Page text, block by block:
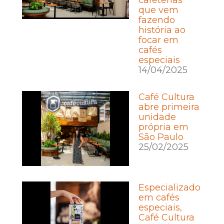
que vem
fazendo
história ao
focar em
cafés
especiais
14/04/2025
Café Cultura
abre primeira
unidade
própria em
São Paulo
25/02/2025
Especializado
em cafés
especiais,
Café Cultura